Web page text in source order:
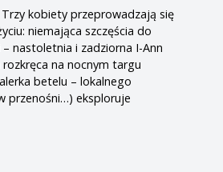
kobiety przeprowadzają się
niemająca szczęścia do
nastoletnia i zadziorna I-Ann
na nocnym targu
betelu – lokalnego
przenośni…) eksploruje